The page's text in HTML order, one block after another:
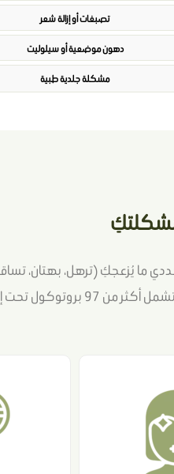
تصبغات أو إزالة شعر
دهون موضعية أو سيلوليت
مشكلة جلدية طبية
،حددي ما يُزعجكِ (ترهل،
أسماء حجازي .